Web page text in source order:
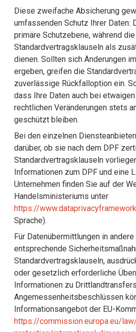
Diese zweifache Absicherung
umfassenden Schutz Ihrer Daten:
primäre Schutzebene, während die
Standardvertragsklauseln als
dienen. Sollten sich Änderungen
ergeben, greifen die
zuverlässige Rückfalloption ein.
dass Ihre Daten auch bei
rechtlichen Veränderungen stets
geschützt bleiben.
Bei den einzelnen
darüber, ob sie nach dem DPF
Standardvertragsklauseln
Informationen zum DPF und eine
Unternehmen finden Sie auf der
Handelsministeriums unter
https://
Sprache).
Für Datenübermittlungen in
entsprechende
Standardvertragsklauseln,
oder gesetzlich erforderliche
Informationen zu
Angemessenheitsbeschlüssen
Informationsangebot der EU-
https://commission.europa.eu/